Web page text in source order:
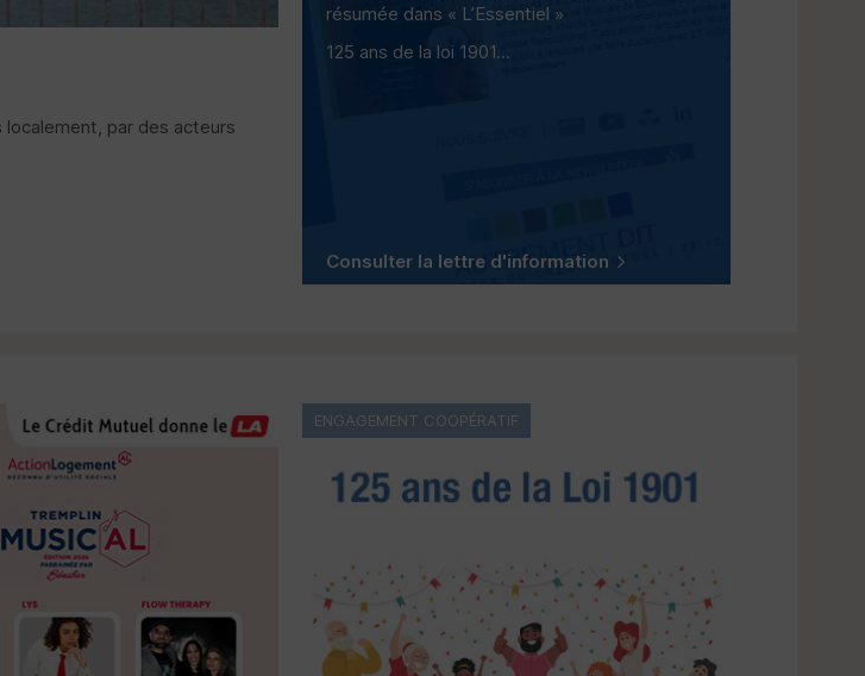
par des acteurs
résumée dans « L’Essentiel »
125 ans de la loi 1901...
Consulter la lettre d'information
ENGAGEMENT COOPÉRATIF